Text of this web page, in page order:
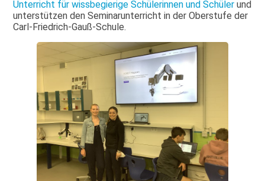
Unterricht für wissbegierige Schülerinnen und Schüler und
unterstützen den Seminarunterricht in der Oberstufe der
Carl-Friedrich-Gauß-Schule.